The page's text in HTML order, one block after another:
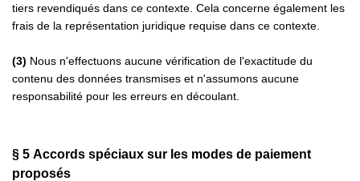
tiers revendiqués dans ce contexte. Cela concerne également les
frais de la représentation juridique requise dans ce contexte.
(3) Nous n'effectuons aucune vérification de l'exactitude du
contenu des données transmises et n'assumons aucune
responsabilité pour les erreurs en découlant.
§ 5 Accords spéciaux sur les modes de paiement
proposés